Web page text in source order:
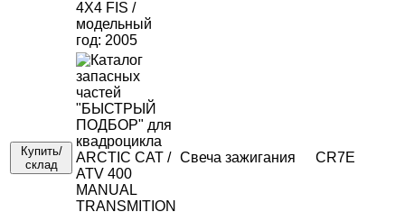
Купить/
склад
Свеча зажигания CR7E